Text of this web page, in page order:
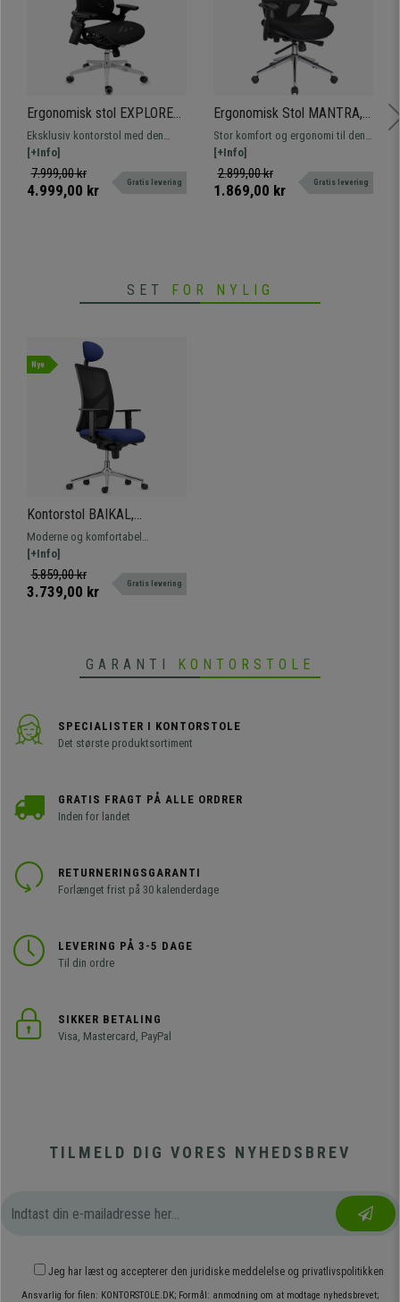
Ergonomisk stol EXPLORER,
Fuldt Justerbar, Moderne
Design, Avanceret
Teknologi, I Sort
Eksklusiv kontorstol med den
nyeste teknologi. Fuldt justerbar
og ergonomisk, meget
komfortabel og af høj kvalitet.
[+Info]
7.999,00 kr
4.999,00 kr Gratis levering
Ergonomisk Stol MANTRA,
Nakkestøtte, Fantastisk
Ryglæn, Justerbare Armlæn,
Brug i 8 timer, Sort
Stor komfort og ergonomi til den
bedste pris. Tilpasset til
professionel brug, med justerbare
armlæn og hurtig levering
[+Info]
2.899,00 kr
1.869,00 kr Gratis levering
SET FOR NYLIG
Nye
Kontorstol BAIKAL,
Metalfod, Justerbare
Armlæn, Lændestøtte, I
Mørkeblå Stof
Moderne og komfortabel
ergonomisk stol, den perfekte
model til professionel brug på
grund af dens høje robusthed og
[+Info]
5.859,00 kr
3.739,00 kr Gratis levering
GARANTI KONTORSTOLE
SPECIALISTER I KONTORSTOLE
Det største produktsortiment
GRATIS FRAGT PÅ ALLE ORDRER
Inden for landet
RETURNERINGSGARANTI
Forlænget frist på 30 kalenderdage
LEVERING PÅ 3-5 DAGE
Til din ordre
SIKKER BETALING
Visa, Mastercard, PayPal
TILMELD DIG VORES NYHEDSBREV
Jeg har læst og accepterer den juridiske meddelelse og privatlivspolitikken
Ansvarlig for filen: KONTORSTOLE.DK; Formål: anmodning om at modtage nyhedsbrevet;